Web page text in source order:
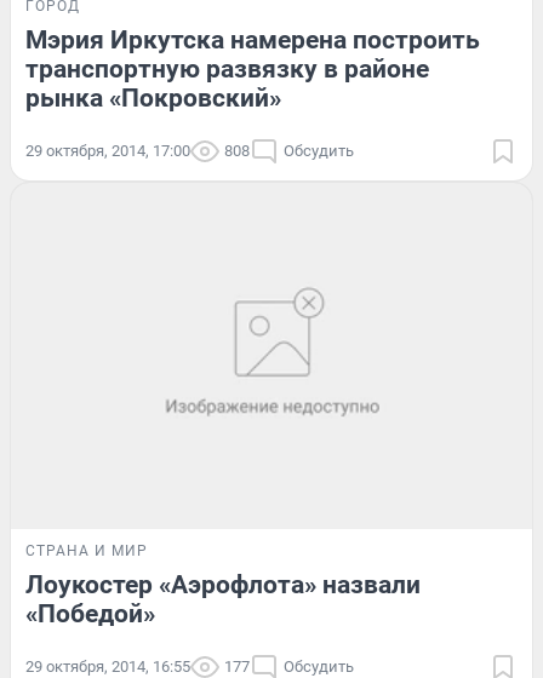
ГОРОД
Мэрия Иркутска намерена построить
транспортную развязку в районе
рынка «Покровский»
29 октября, 2014, 17:00 808 Обсудить
СТРАНА И МИР
Лоукостер «Аэрофлота» назвали
«Победой»
29 октября, 2014, 16:55 177 Обсудить